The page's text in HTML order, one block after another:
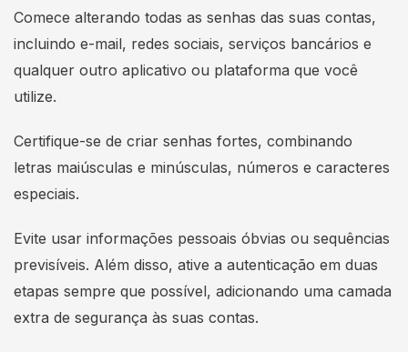
Comece alterando todas as senhas das suas contas,
incluindo e-mail, redes sociais, serviços bancários e
qualquer outro aplicativo ou plataforma que você
utilize.
Certifique-se de criar senhas fortes, combinando
letras maiúsculas e minúsculas, números e caracteres
especiais.
Evite usar informações pessoais óbvias ou sequências
previsíveis. Além disso, ative a autenticação em duas
etapas sempre que possível, adicionando uma camada
extra de segurança às suas contas.